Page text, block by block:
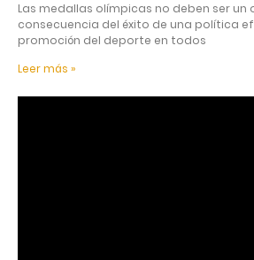
Las medallas olímpicas no deben ser un
consecuencia del éxito de una política
promoción del deporte en todos
Leer más »